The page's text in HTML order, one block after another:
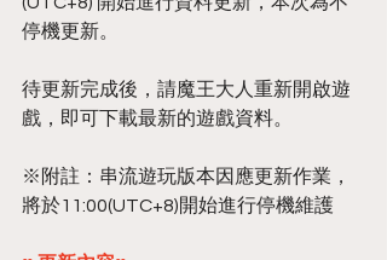
停機更新。
待更新完成後，請魔王大人重新開啟遊
戲，即可下載最新的遊戲資料。
※附註：串流遊玩版本因應更新作業，
將於11:00(UTC+8)開始進行停機維護